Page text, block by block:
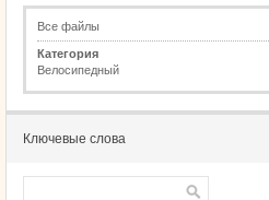
Все файлы
Категория
Велосипедный
Ключевые слова